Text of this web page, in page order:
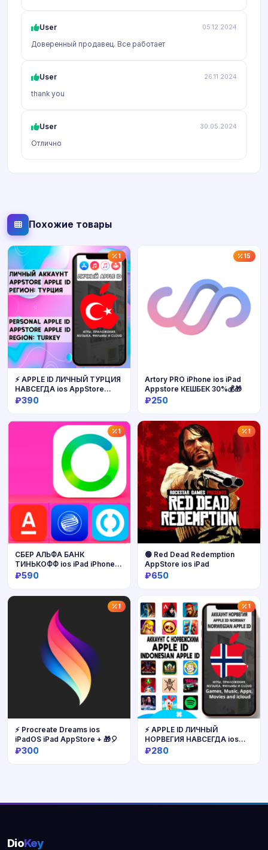
User 05.12.2024
Доверенный продавец. Все работает
User 26.11.2024
thank you
User 30.05.2024
Отлично
Похожие товары
1
Купить
⚡️ APPLE ID ЛИЧНЫЙ ТУРЦИЯ
НАВСЕГДА ios AppStore
iPhone
₽390
15
Купить
Artory PRO iPhone ios iPad
Appstore КЕШБЕК 30%💰🎁
₽250
1
СБЕР АЛЬФА БАНК
ТИНЬКОФФ ios iPad iPhone
Нужен ПК
₽590
1
Купить
🟢 Red Dead Redemption
AppStore ios iPad
₽650
1
⚡️ Procreate Dreams ios
iPadOS iPad AppStore + 🎁🎈
₽300
1
⚡ APPLE ID ЛИЧНЫЙ
НОРВЕГИЯ НАВСЕГДА ios
AppStore iPhone
₽280
DioKey